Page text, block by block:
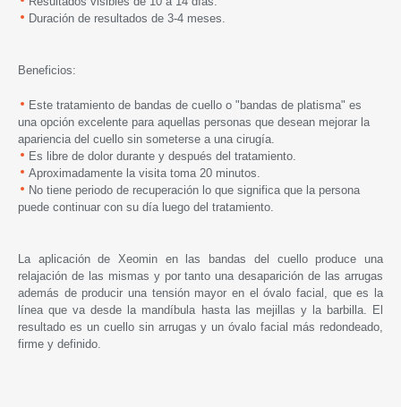
Duración de resultados de 3-4 meses.
Beneficios:
Este tratamiento de bandas de cuello o "bandas de platisma" es
una opción excelente para aquellas personas que desean mejorar la
apariencia del cuello sin someterse a una cirugía.
Es libre de dolor durante y después del tratamiento.
Aproximadamente la visita toma 20 minutos.
No tiene periodo de recuperación lo que significa que la persona
puede continuar con su día luego del tratamiento.
La aplicación de Xeomin en las bandas del cuello produce una
relajación de las mismas y por tanto una desaparición de las arrugas
además de producir una tensión mayor en el óvalo facial, quees la
línea que va desde la mandíbula hasta las mejillas y la barbilla. El
resultado es un cuello sin arrugas y un óvalo facial más redondeado,
firme y definido.